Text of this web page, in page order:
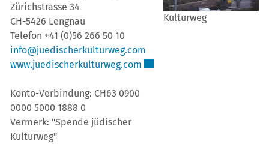
Zürichstrasse 34
CH-5426 Lengnau
Telefon +41 (0)56 266 50 10
info@juedischerkulturweg.com
www.juedischerkulturweg.com
Konto-Verbindung: CH63 0900
0000 5000 1888 0
Vermerk: "Spende jüdischer
Kulturweg"
Kulturweg